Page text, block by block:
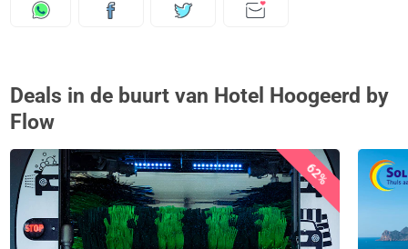
Deals in de buurt van Hotel Hoogeerd by
Flow
62%